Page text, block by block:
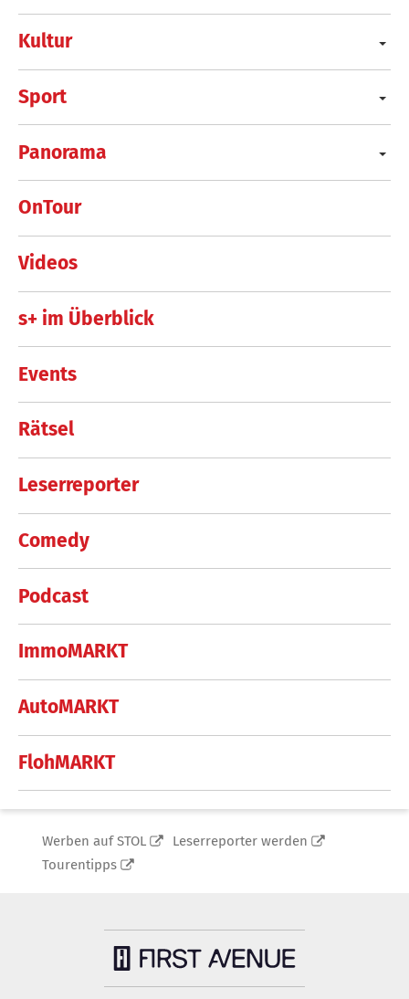
Kultur
Sport
Panorama
OnTour
Videos
s+ im Überblick
Events
Rätsel
Leserreporter
Comedy
Podcast
ImmoMARKT
AutoMARKT
FlohMARKT
Werben auf STOL
Leserreporter werden
Tourentipps